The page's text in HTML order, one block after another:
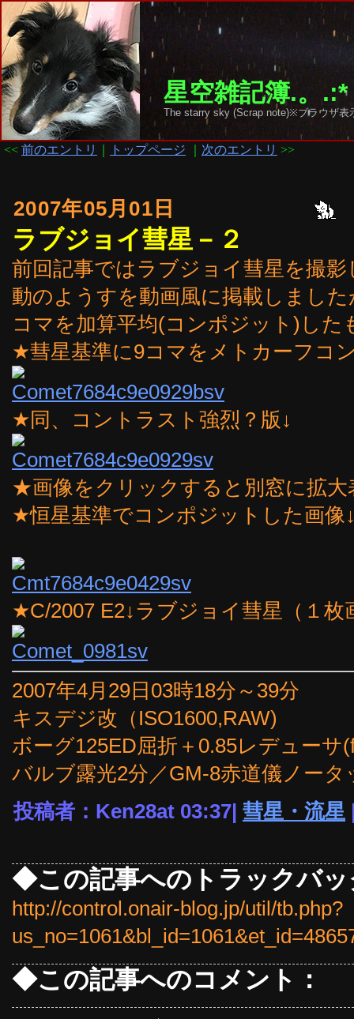
星空雑記簿.。
The starry sky (Scrap note)※ブラウザ
<< 前のエントリ トップページ 次のエントリ >>
2007年05月01日
ラブジョイ彗星－２
前回記事ではラブジョイ彗星を撮
動のようすを動画風に掲載しまし
コマを加算平均(コンポジット)した
★彗星基準に9コマをメトカーフコ
★同、コントラスト強烈？版↓
★画像をクリックすると別窓に拡
★恒星基準でコンポジットした画像
★C/2007 E2↓ラブジョイ彗星（１枚
2007年4月29日03時18分～39分
キスデジ改（ISO1600,RAW)
ボーグ125ED屈折＋0.85レデューサ
バルブ露光2分／GM-8赤道儀ノー
投稿者：Ken28at 03:37| 彗星・流星
◆この記事へのトラックバッ
http://control.onair-blog.jp/util/tb.php?
◆この記事へのコメント：